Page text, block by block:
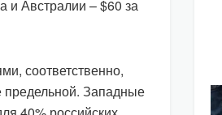
и Австралии – $60 за
соответственно,
Западные